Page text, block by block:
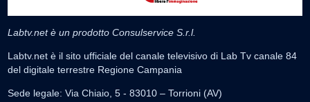
Labtv.net è un prodotto Consulservice S.r.l.
Labtv.net è il sito ufficiale del canale televisivo di Lab Tv canale 84
del digitale terrestre Regione Campania
Sede legale: Via Chiaio, 5 - 83010 – Torrioni (AV)